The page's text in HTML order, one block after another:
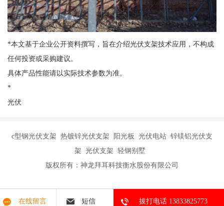
*本文基于企业公开资料撰写，旨在介绍光伏支架技术应用，不构成
任何投资或采购建议。
具体产品性能请以实际技术参数为准。
*
光伏
c型钢光伏支架 热镀锌光伏支架 阳光板 光伏电站 锌镁铝光伏支
架 光伏支架 轻钢别墅
版权所有：神龙拜耳科技衡水股份有限公司
在线留言 短信 拔打电话 13833825773